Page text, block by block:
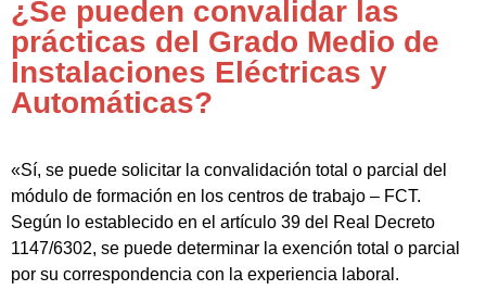
¿Se pueden convalidar las
prácticas del Grado Medio de
Instalaciones Eléctricas y
Automáticas?
«Sí, se puede solicitar la convalidación total o parcial del
módulo de formación en los centros de trabajo – FCT.
Según lo establecido en el artículo 39 del Real Decreto
1147/6302, se puede determinar la exención total o parcial
por su correspondencia con la experiencia laboral.